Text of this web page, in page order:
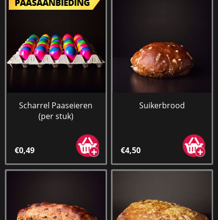
Scharrel Paaseieren
(per stuk)
€0,49
Suikerbrood
€4,50